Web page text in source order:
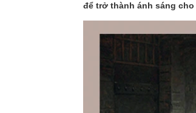
để trở thành ánh sáng